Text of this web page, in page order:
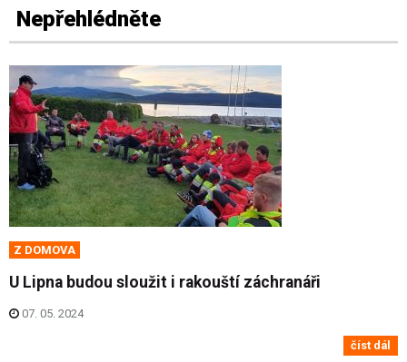
Nepřehlédněte
Z DOMOVA
U Lipna budou sloužit i rakouští záchranáři
07. 05. 2024
číst dál